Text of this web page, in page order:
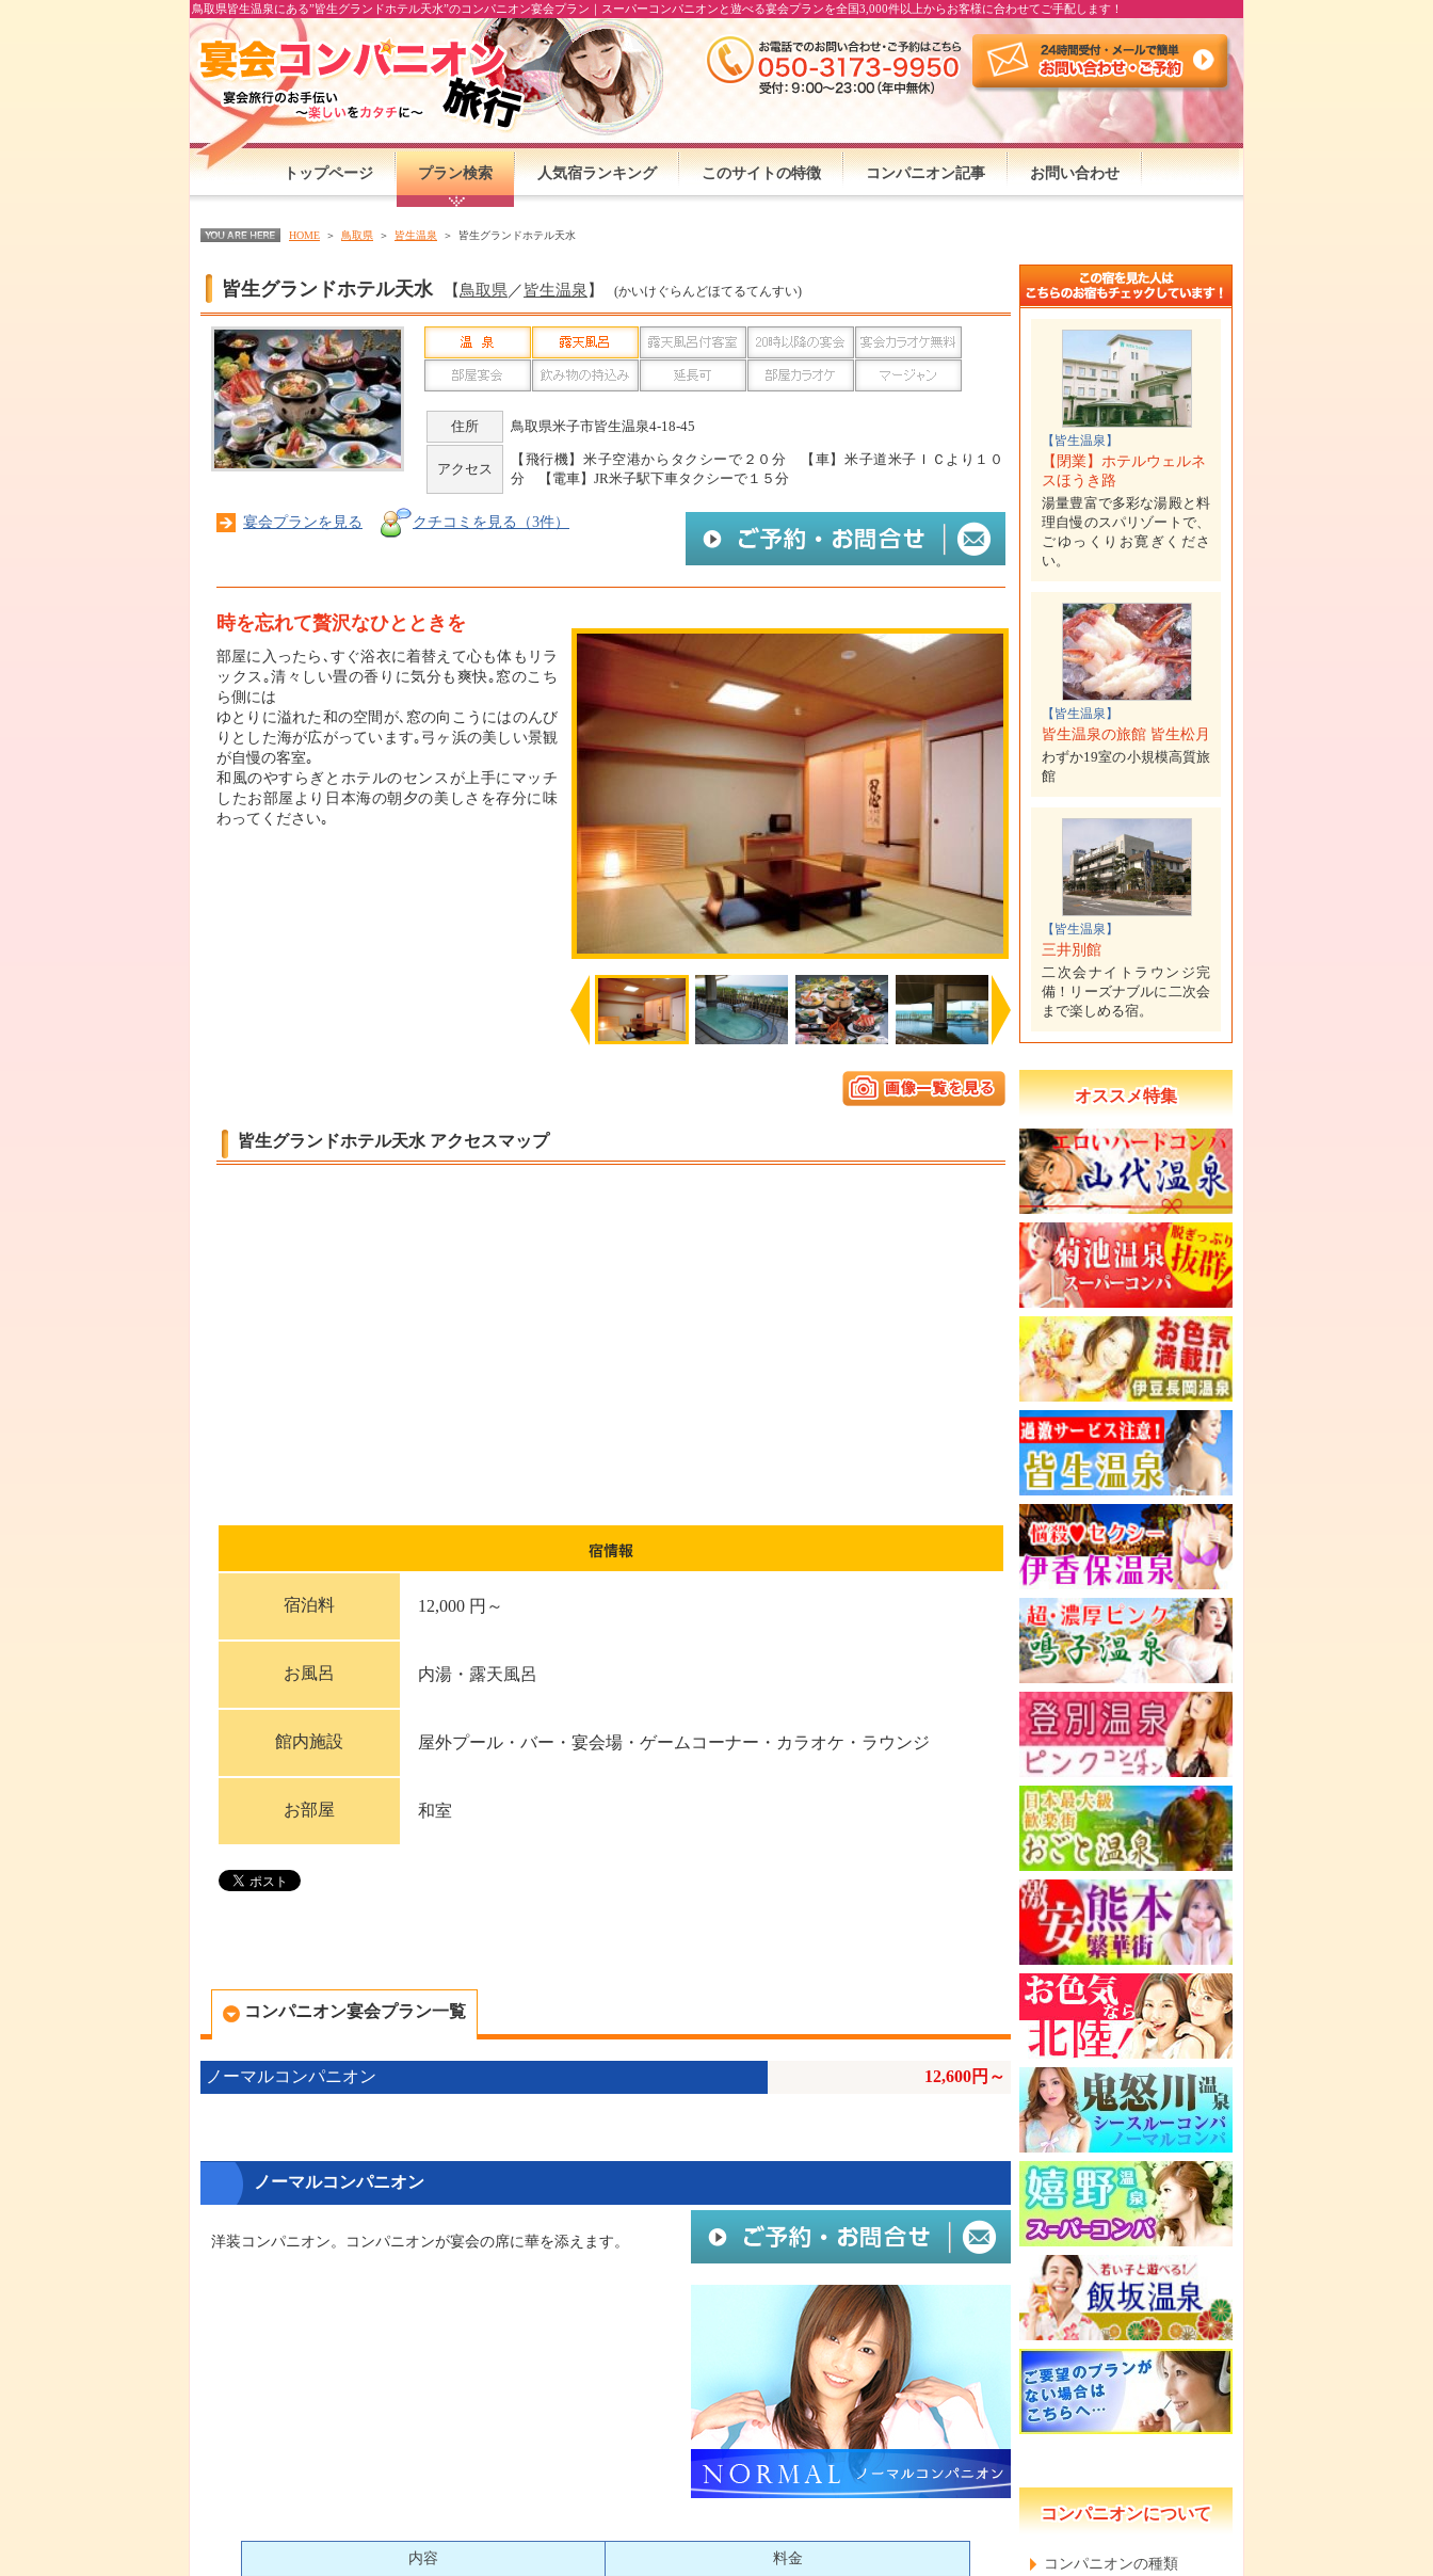
鳥取県皆生温泉にある”皆生グランドホテル天水”のコンパニオン宴会プラン｜スーパーコンパニオンと遊べる宴会プランを全国3,000件以上からお客様に合わせてご手配します！
トップページ プラン検索 人気宿ランキング このサイトの特徴 コンパニオン記事 お問い合わせ
HOME 鳥取県 皆生温泉 皆生グランドホテル天水
皆生グランドホテル天水 【 鳥取県 ／皆生温泉 】 (かいけぐらんどほてるてんすい)
住所 鳥取県米子市皆生温泉4-18-45
アクセス
【飛行機】米子空港からタクシーで２０分 【車】米子道米子ＩＣより１０
分 【電車】JR米子駅下車タクシーで１５分
宴会プランを見る クチコミを見る（3件）
時を忘れて贅沢なひとときを
部屋に入ったら､すぐ浴衣に着替えて心も体もリラ
ックス｡清々しい畳の香りに気分も爽快｡窓のこち
ら側には
ゆとりに溢れた和の空間が､窓の向こうにはのんび
りとした海が広がっています｡弓ヶ浜の美しい景観
が自慢の客室｡
和風のやすらぎとホテルのセンスが上手にマッチ
したお部屋より日本海の朝夕の美しさを存分に味
わってください｡
Previous
皆生グランドホテル天水 アクセスマップ
宿泊料 12,000 円～
お風呂 内湯・露天風呂
館内施設 屋外プール・バー・宴会場・ゲームコーナー・カラオケ・ラウンジ
お部屋 和室
コンパニオン宴会プラン一覧
ノーマルコンパニオン 12,600円～
ノーマルコンパニオン
洋装コンパニオン。コンパニオンが宴会の席に華を添えます。
内容 料金
【皆生温泉】
【閉業】ホテルウェルネ
スほうき路
湯量豊富で多彩な湯殿と料
理自慢のスパリゾートで、
ごゆっくりお寛ぎくださ
い。
【皆生温泉】
皆生温泉の旅館 皆生松月
わずか19室の小規模高質旅
館
【皆生温泉】
三井別館
二次会ナイトラウンジ完
備！リーズナブルに二次会
まで楽しめる宿。
オススメ特集
コンパニオンについて
コンパニオンの種類